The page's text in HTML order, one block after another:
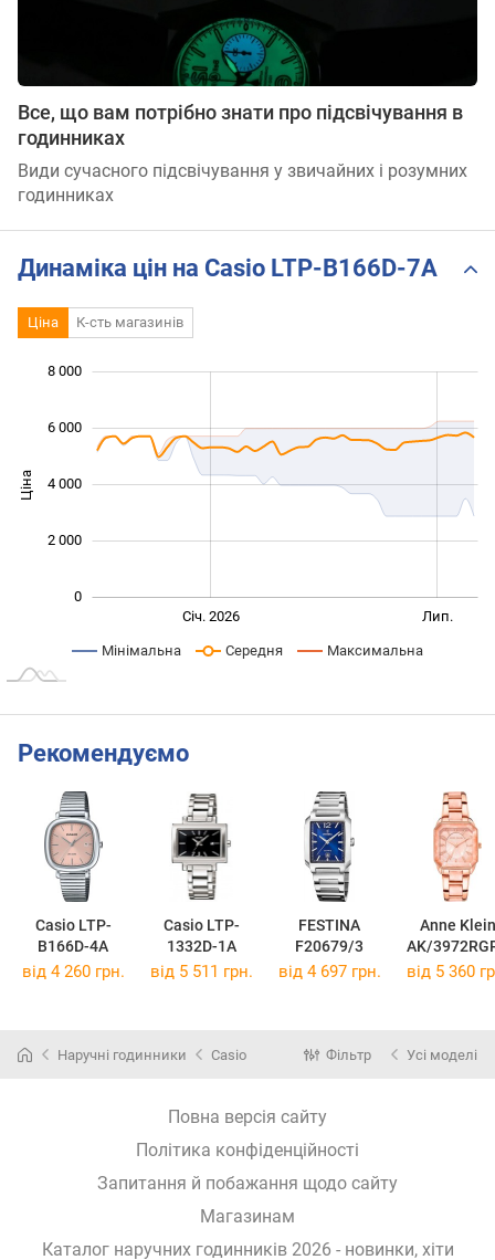
Все, що вам потрібно знати про підсвічування в
годинниках
Види сучасного підсвічування у звичайних і розумних
годинниках
Динаміка цін на Casio LTP-B166D-7A
Ціна К-сть магазинів
Ціна 1 000
0
2 000
4 000
6 000
8 000
Січ. 2026 Лип.
Мінімальна Середня Максимальна
Рекомендуємо
Casio LTP-
B166D-4A
Casio LTP-
1332D-1A
FESTINA
F20679/3
Anne Klein
AK/
від 4 260 грн. від 5 511 грн. від 4 697 грн. від 5 360
Наручні годинники Casio Фільтр Усі моделі
Повна версія сайту
Політика конфіденційності
Запитання й побажання щодо сайту
Магазинам
Каталог наручних годинників 2026 - новинки, хіти